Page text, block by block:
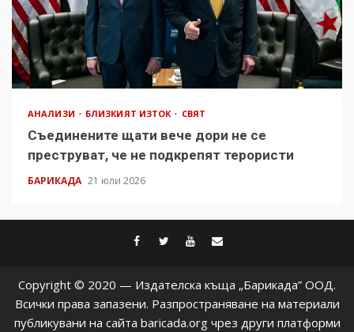
АНАЛИЗИ БЛИЗКИЯТ ИЗТОК СВЯТ
Съединените щати вече дори не се
преструват, че не подкрепят терористи
БАРИКАДА 21 юли 2026
facebook
twitter
youtube
Copyright © 2020 — Издателска къща „Барикада” ООД.
Всички права запазени. Разпространяване на материали
публикувани на сайта baricada.org чрез други платформи